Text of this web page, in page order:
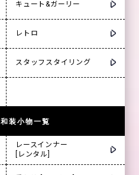
キュート&ガーリー
レトロ
スタッフスタイリング
和装小物一覧
レースインナー
[レンタル]